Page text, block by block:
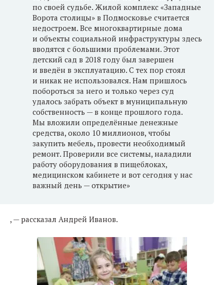
по своей судьбе. Жилой комплекс «Западные
Ворота столицы» в Подмосковье считается
недостроем. Все многоквартирные дома
и объекты социальной инфраструктуры здесь
вводятся с большими проблемами. Этот
детский сад в 2018 году был завершен
и введён в эксплуатацию. С тех пор стоял
и никак не использовался. Нам пришлось
побороться за него и только через суд
удалось забрать объект в муниципальную
собственность — в конце прошлого года.
Мы вложили определённые денежные
средства, около 10 миллионов, чтобы
закупить мебель, провести необходимый
ремонт. Проверили все системы, наладили
работу оборудования в пищеблоках,
медицинском кабинете и вот сегодня у нас
важный день — открытие»
, — рассказал Андрей Иванов.